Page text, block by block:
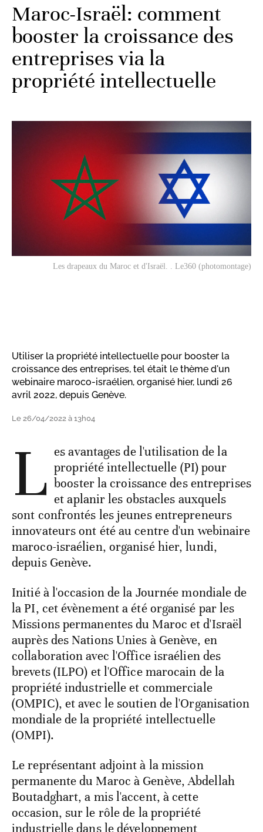
Maroc-Israël: comment
booster la croissance des
entreprises via la
propriété intellectuelle
Les drapeaux du Maroc et d'Israël. . Le360 (photomontage)
Utiliser la propriété intellectuelle pour booster la
croissance des entreprises, tel était le thème d'un
webinaire maroco-israélien, organisé hier, lundi 26
avril 2022, depuis Genève.
Le 26/04/2022 à 13h04
L es avantages de l'utilisation de la
propriété intellectuelle (PI) pour
booster la croissance des entreprises
et aplanir les obstacles auxquels
sont confrontés les jeunes entrepreneurs
innovateurs ont été au centre d'un webinaire
maroco-israélien, organisé hier, lundi,
depuis Genève.
Initié à l'occasion de la Journée mondiale de
la PI, cet évènement a été organisé par les
Missions permanentes du Maroc et d'Israël
auprès des Nations Unies à Genève, en
collaboration avec l'Office israélien des
brevets (ILPO) et l'Office marocain de la
propriété industrielle et commerciale
(OMPIC), et avec le soutien de l'Organisation
mondiale de la propriété intellectuelle
(OMPI).
Le représentant adjoint à la mission
permanente du Maroc à Genève, Abdellah
Boutadghart, a mis l'accent, à cette
occasion, sur le rôle de la propriété
industrielle dans le développement